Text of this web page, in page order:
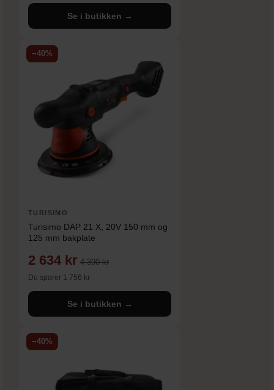
Se i butikken →
−40%
TURISIMO
Turisimo DAP 21 X, 20V 150 mm og
125 mm bakplate
2 634 kr 4 390 kr
Du sparer 1 756 kr
Se i butikken →
−40%